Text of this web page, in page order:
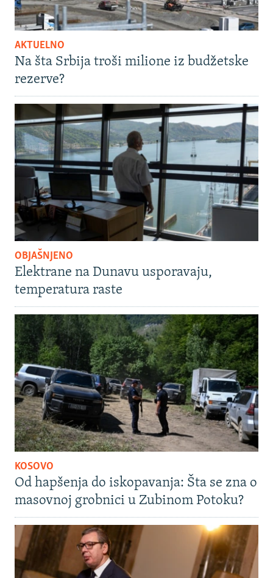
AKTUELNO
Na šta Srbija troši milione iz budžetske
rezerve?
OBJAŠNJENO
Elektrane na Dunavu usporavaju,
temperatura raste
KOSOVO
Od hapšenja do iskopavanja: Šta se zna o
masovnoj grobnici u Zubinom Potoku?